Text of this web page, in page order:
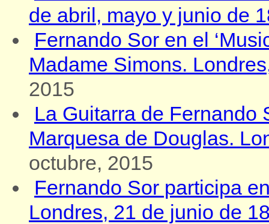
de abril, mayo y junio de
Fernando Sor en el
Madame Simons.
2015
La Guitarra de Fernando
Marquesa de Douglas.
octubre, 2015
Fernando Sor participa
Londres, 21 de junio de